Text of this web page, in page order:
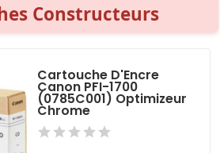
Constructeurs
Cartouche D'Encre
Canon PFI-1700
(0785C001) Optimizeur
Chrome